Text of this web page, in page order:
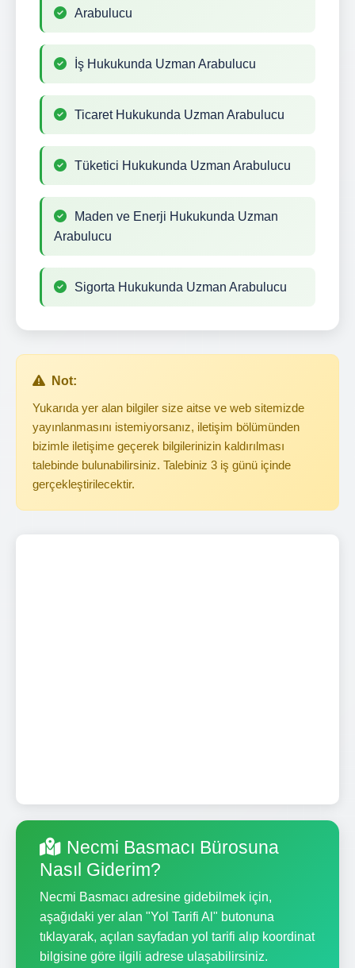
Arabulucu
İş Hukukunda Uzman Arabulucu
Ticaret Hukukunda Uzman Arabulucu
Tüketici Hukukunda Uzman Arabulucu
Maden ve Enerji Hukukunda Uzman
Arabulucu
Sigorta Hukukunda Uzman Arabulucu
Not:
Yukarıda yer alan bilgiler size aitse ve web sitemizde
yayınlanmasını istemiyorsanız, iletişim bölümünden
bizimle iletişime geçerek bilgilerinizin kaldırılması
talebinde bulunabilirsiniz. Talebiniz 3 iş günü içinde
gerçekleştirilecektir.
Necmi Basmacı Bürosuna
Nasıl Giderim?
Necmi Basmacı adresine gidebilmek için,
aşağıdaki yer alan "Yol Tarifi Al" butonuna
tıklayarak, açılan sayfadan yol tarifi alıp koordinat
bilgisine göre ilgili adrese ulaşabilirsiniz.